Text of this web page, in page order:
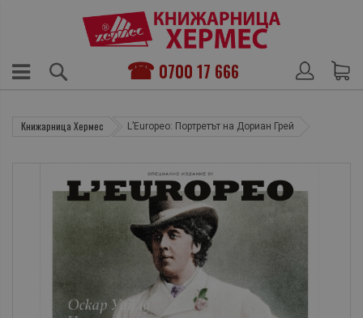
0700 17 666
Книжарница Хермес L’Еuropeo: Портретът на Дориан Грей